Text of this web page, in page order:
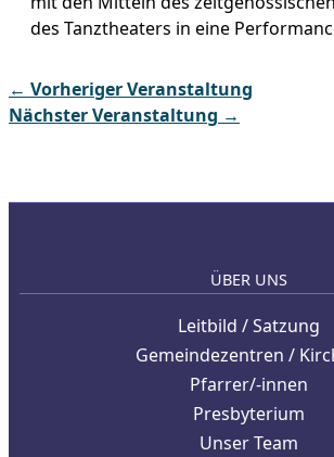
des Tanztheaters in eine
← Vorheriger Veranstaltung
Nächster Veranstaltung →
ÜBER UNS
Leitbild / Satzung
Gemeindezentren /
Pfarrer/-innen
Presbyterium
Unser Team